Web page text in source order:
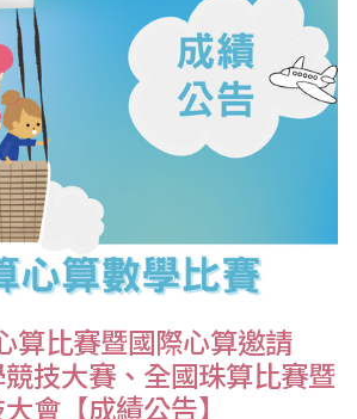
上選手83名報名參賽..
算比賽暨國際心算邀請
技大賽、全國珠算比賽暨
會【成績公告】